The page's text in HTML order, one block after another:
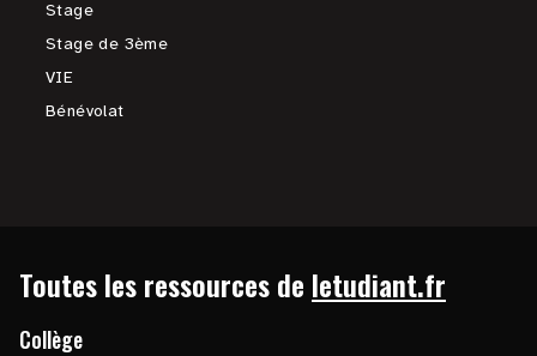
Stage
Stage de 3ème
VIE
Bénévolat
Toutes les ressources de letudiant.fr
Collège